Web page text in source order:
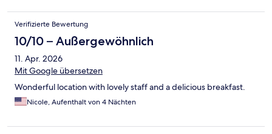
Verifizierte Bewertung
10/10 – Außergewöhnlich
11. Apr. 2026
Mit Google übersetzen
Wonderful location with lovely staff and a delicious breakfast.
Nicole, Aufenthalt von 4 Nächten